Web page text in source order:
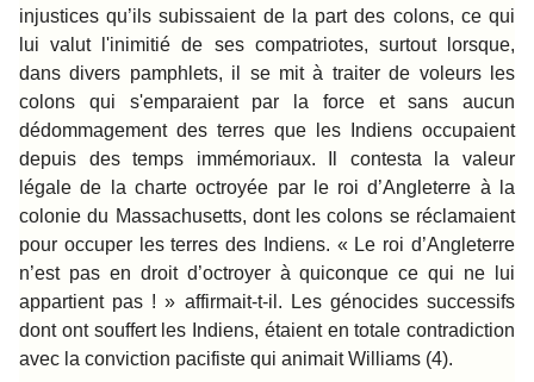
injustices qu’ils subissaient de la part des colons, ce qui
lui valut l'inimitié de ses compatriotes, surtout lorsque,
dans divers pamphlets, il se mit à traiter de voleurs les
colons qui s'emparaient par la force et sans aucun
dédommagement des terres que les Indiens occupaient
depuis des temps immémoriaux. Il contesta la valeur
légale de la charte octroyée par le roi d’Angleterre à la
colonie du Massachusetts, dont les colons se réclamaient
pour occuper les terres des Indiens. « Le roi d’Angleterre
n’est pas en droit d’octroyer à quiconque ce qui ne lui
appartient pas ! » affirmait-t-il. Les génocides successifs
dont ont souffert les Indiens, étaient en totale contradiction
avec la conviction pacifiste qui animait Williams (4).